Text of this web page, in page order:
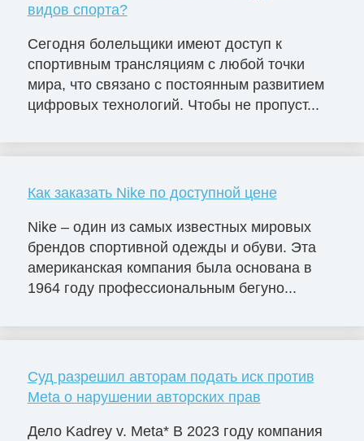
видов спорта?
Сегодня болельщики имеют доступ к
спортивным трансляциям с любой точки
мира, что связано с постоянным развитием
цифровых технологий. Чтобы не пропуст...
Как заказать Nike по доступной цене
Nike – один из самых известных мировых
брендов спортивной одежды и обуви. Эта
американская компания была основана в
1964 году профессиональным бегуно...
Суд разрешил авторам подать иск против
Meta о нарушении авторских прав
Дело Kadrey v. Meta* В 2023 году компания